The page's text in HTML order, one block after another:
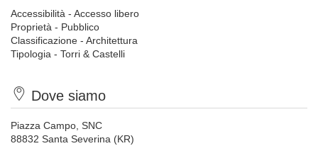
Accessibilità - Accesso libero
Proprietà - Pubblico
Classificazione - Architettura
Tipologia - Torri & Castelli
Dove siamo
Piazza Campo, SNC
88832 Santa Severina (KR)